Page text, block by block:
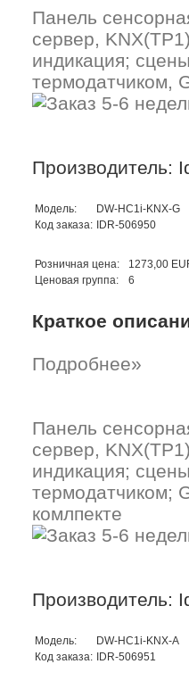
Панель
сервер,
индикация;
термодатчиком,
Производитель:
Модель:
DW-HC1i-KNX-G
Код заказа:
IDR-506950
Розничная цена:
1273,00
Ценовая группа:
6
Краткое
Подробнее»
Панель
сервер,
индикация;
термодатчиком;
комлпекте
Производитель:
Модель:
DW-HC1i-KNX-A
Код заказа:
IDR-506951